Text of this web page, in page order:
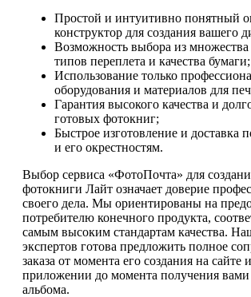
Простой и интуитивно понятный
конструктор для создания вашего
Возможность выбора из
типов переплета и качества бумаги;
Использование только
оборудования и материалов для
Гарантия высокого качества и
готовых фотокниг;
Быстрое изготовление и доставка
и его окрестностям.
Выбор сервиса «ФотоПочта» для
фотокниги Лайт означает доверие
своего дела. Мы ориентированы на
потребителю конечного продукта,
самым высоким стандартам качества.
экспертов готова предложить полное
заказа от момента его создания на сайте
приложении до момента получения вами
альбома.